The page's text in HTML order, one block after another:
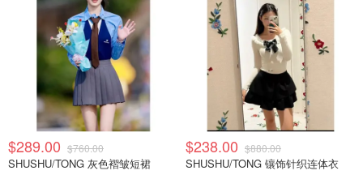
$289.00 $760.00
SHUSHU/TONG 灰色褶皱短裙
$238.00 $880.00
SHUSHU/TONG 镶饰针织连体衣